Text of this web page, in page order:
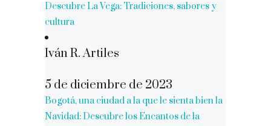
Descubre La Vega: Tradiciones, sabores y
cultura
Iván R. Artiles
5 de diciembre de 2023
Bogotá, una ciudad a la que le sienta bien la
Navidad: Descubre los Encantos de la